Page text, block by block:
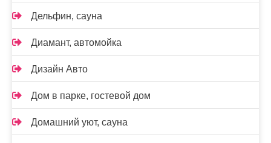
Дельфин, сауна
Диамант, автомойка
Дизайн Авто
Дом в парке, гостевой дом
Домашний уют, сауна